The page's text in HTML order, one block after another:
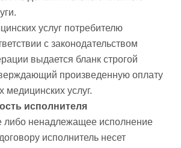
услуг потребителю
с законодательством
выдается бланк строгой
произведенную оплату
медицинских услуг.
исполнителя
либо ненадлежащее исполнение
исполнитель несет